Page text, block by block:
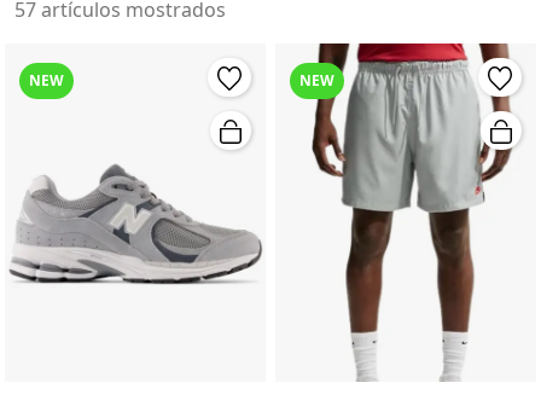
57 artículos mostrados
NEW NEW